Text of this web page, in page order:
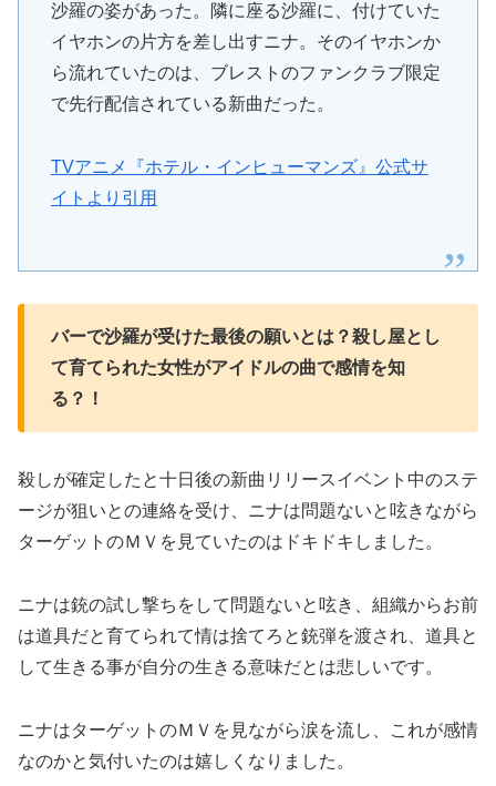
沙羅の姿があった。隣に座る沙羅に、付けていた
イヤホンの片方を差し出すニナ。そのイヤホンか
ら流れていたのは、ブレストのファンクラブ限定
で先行配信されている新曲だった。
TVアニメ『ホテル・インヒューマンズ』公式サ
イトより引用
バーで沙羅が受けた最後の願いとは？殺し屋とし
て育てられた女性がアイドルの曲で感情を知
る？！
殺しが確定したと十日後の新曲リリースイベント中のステ
ージが狙いとの連絡を受け、ニナは問題ないと呟きながら
ターゲットのＭＶを見ていたのはドキドキしました。
ニナは銃の試し撃ちをして問題ないと呟き、組織からお前
は道具だと育てられて情は捨てろと銃弾を渡され、道具と
して生きる事が自分の生きる意味だとは悲しいです。
ニナはターゲットのＭＶを見ながら涙を流し、これが感情
なのかと気付いたのは嬉しくなりました。